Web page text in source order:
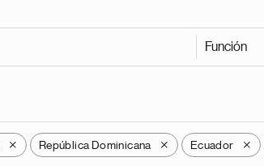
Función
X República Dominicana X Ecuador X